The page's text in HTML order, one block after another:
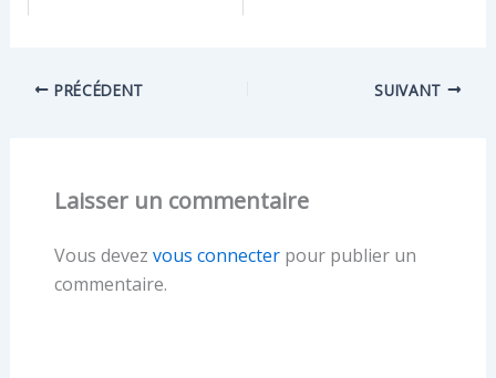
PRÉCÉDENT SUIVANT
Laisser un commentaire
Vous devez vous connecterpour publier un
commentaire.